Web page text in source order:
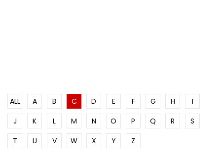
ALL A B C D E F G H
I
J
K L M N O P Q R
S
T
U V W X Y Z